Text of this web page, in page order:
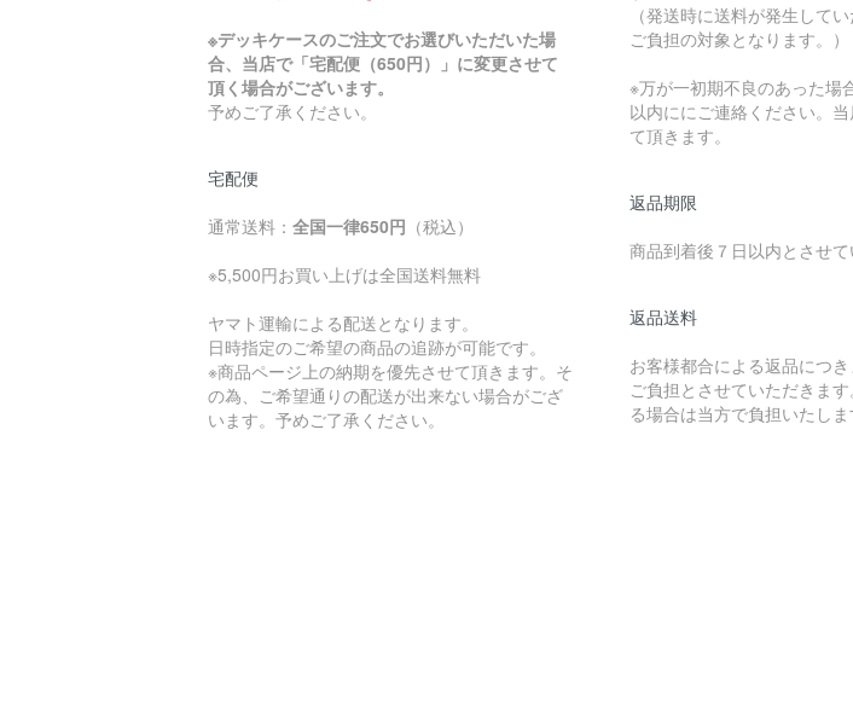
※デッキケースのご注文でお選びいただいた場
合、当店で「宅配便（650円）」に変更させて
頂く場合がございます。
予めご了承ください。
宅配便
通常送料： 全国一律650円 （税込）
※5,500円お買い上げは全国送料無料
ヤマト運輸による配送となります。
日時指定のご希望の商品の追跡が可能です。
※商品ページ上の納期を優先させて頂きます。そ
の為、ご希望通りの配送が出来ない場合がござ
います。予めご了承ください。
（発送時に送料が発生して
ご負担の対象となります。）
※万が一初期不良のあった場
以内ににご連絡ください。
て頂きます。
返品期限
商品到着後７日以内とさせて
返品送料
お客様都合による返品につ
ご負担とさせていただきま
る場合は当方で負担いたしま